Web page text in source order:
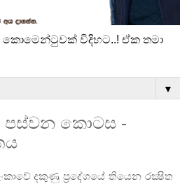
කොමෙන්ටුවක් විදිහට..! ඒක තමා
▼
කොටස -
දකුණු ප්‍රදේශයේ තියෙන රක්‍ෂිත